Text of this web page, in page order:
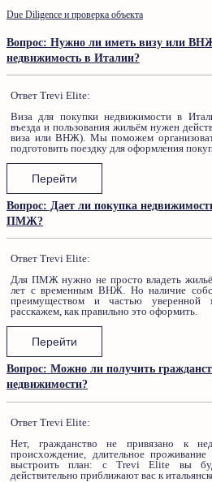
Due Diligence и проверка объекта
Вопрос: Нужно ли иметь визу или
недвижимость в Италии?
Ответ Trevi Elite:
Виза для покупки недвижимости в
въезда и пользования жильём нужен
виза или ВНЖ). Мы поможем
подготовить поездку для оформления
Перейти
Вопрос: Дает ли покупка
ПМЖ?
Ответ Trevi Elite:
Для ПМЖ нужно не просто владеть
лет с временным ВНЖ. Но наличие
преимуществом и частью уверенной
расскажем, как правильно это оформить.
Перейти
Вопрос: Можно ли получить
недвижимости?
Ответ Trevi Elite:
Нет, гражданство не привязано к
происхождение, длительное
выстроить план: с Trevi Elite вы
действительно приближают вас к